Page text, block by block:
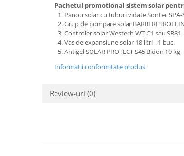
Pachetul promotional sistem solar
Panou solar cu tuburi vidate Sontec
Grup de pompare solar BARBERI
Controler solar Westech WT-C1 sau SR81
Vas de expansiune solar 18 litri - 1 buc.
Antigel SOLAR PROTECT S45 Bidon 10 kg
Informatii conformitate produs
Review-uri (0)